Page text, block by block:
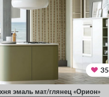
35
эмаль мат/глянец «Орион»